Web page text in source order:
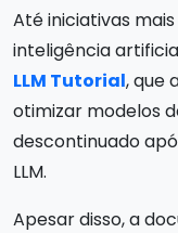
Até iniciativas
inteligência
LLM Tutorial, que
otimizar modelos
descontinuado
LLM.
Apesar disso, a